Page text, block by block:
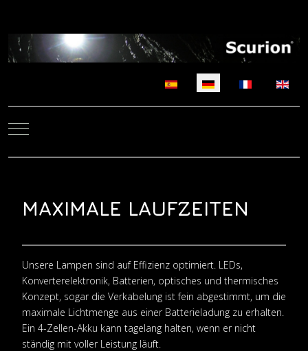
Sprache auswählen
Mobile Menu Toggle
MAXIMALE LAUFZEITEN
Unsere Lampen sind auf Effizienz optimiert. LEDs,
Konverterelektronik, Batterien, optisches und thermisches
Konzept, sogar die Verkabelung ist fein abgestimmt, um die
maximale Lichtmenge aus einer Batterieladung zu erhalten.
Ein 4-Zellen-Akku kann tagelang halten, wenn er nicht
ständig mit voller Leistung läuft.